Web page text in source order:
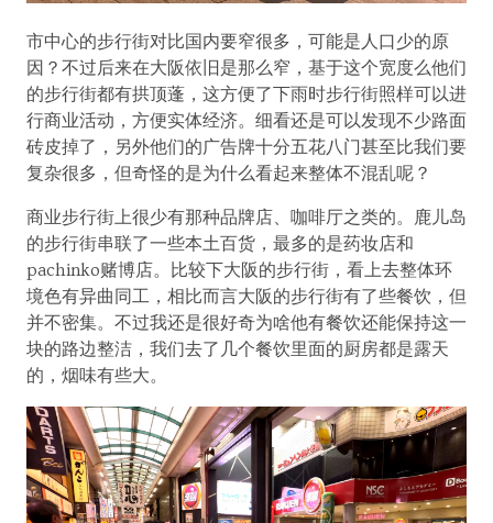
市中心的步行街对比国内要窄很多，可能是人口少的原
因？不过后来在大阪依旧是那么窄，基于这个宽度么他们
的步行街都有拱顶蓬，这方便了下雨时步行街照样可以进
行商业活动，方便实体经济。细看还是可以发现不少路面
砖皮掉了，另外他们的广告牌十分五花八门甚至比我们要
复杂很多，但奇怪的是为什么看起来整体不混乱呢？
商业步行街上很少有那种品牌店、咖啡厅之类的。鹿儿岛
的步行街串联了一些本土百货，最多的是药妆店和
pachinko赌博店。比较下大阪的步行街，看上去整体环
境色有异曲同工，相比而言大阪的步行街有了些餐饮，但
并不密集。不过我还是很好奇为啥他有餐饮还能保持这一
块的路边整洁，我们去了几个餐饮里面的厨房都是露天
的，烟味有些大。